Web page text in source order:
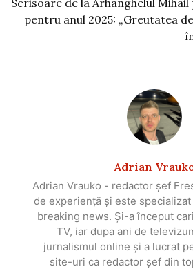
pentru anul 2025: „Greutatea
Adrian
Adrian Vrauko - redactor șef
de experiență și este
breaking news. Și-a început
TV, iar dupa ani de
jurnalismul online și a lucrat
site-uri ca redactor șef din